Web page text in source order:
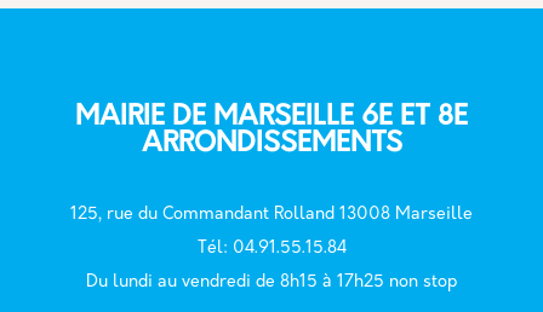
MAIRIE DE MARSEILLE 6E ET 8E
ARRONDISSEMENTS
125, rue du Commandant Rolland 13008 Marseille
Tél: 04.91.55.15.84
Du lundi au vendredi de 8h15 à 17h25 non stop